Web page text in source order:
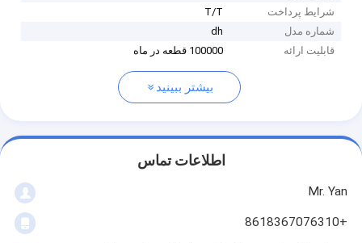
شرایط پرداخت
T/T
شماره مدل
dh
قابلیت ارائه
100000 قطعه در ماه
بیشتر ببینید
اطلاعات تماس
Mr. Yan
+8618367076310